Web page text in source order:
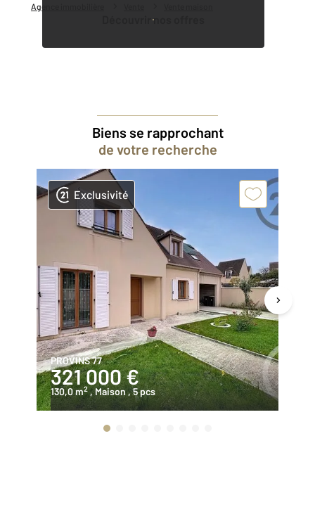
Agence immobilière
Découvrir nos offres
Biens se rapprochant
de votre recherche
Exclusivité
PROVINS 77
321 000 €
130,0 m2 , Maison, 5 pcs